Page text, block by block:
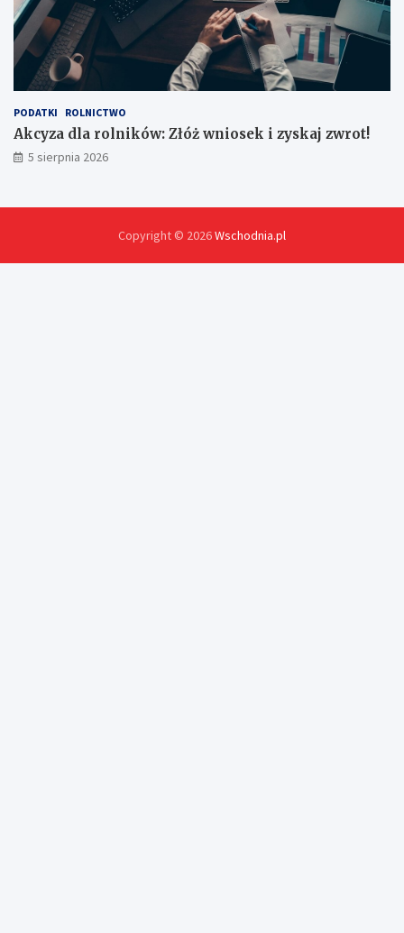
PODATKI ROLNICTWO
Akcyza dla rolników: Złóż wniosek i zyskaj zwrot!
5 sierpnia 2026
Copyright © 2026Wschodnia.pl